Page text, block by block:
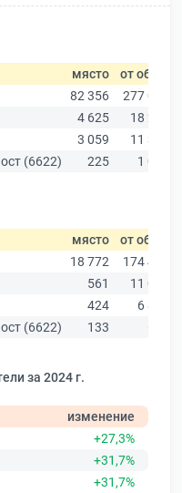
място от общо
82 356
277 019
4 625
18 275
3 059
11 315
(6622)
225 1 056
място от общо
18 772
174 403
561
11 009
424
6 879
(6622)
133
за 2024 г.
изменение
+27,3%
+31,7%
+31,7%